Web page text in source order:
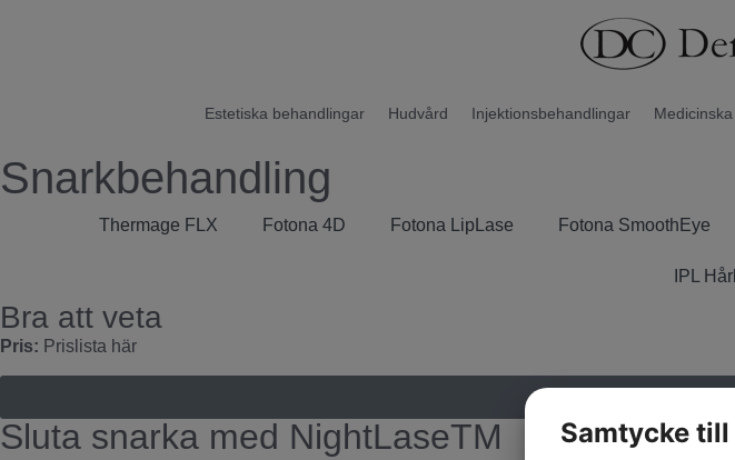
Estetiska behandlingar Hudvård Injektionsbehandlingar
Snarkbehandling
Thermage FLX Fotona 4D Fotona LipLase Fotona SmoothEye
IPL
Bra att veta
Pris: Prislista här
Sluta snarka med NightLaseTM Samtycke